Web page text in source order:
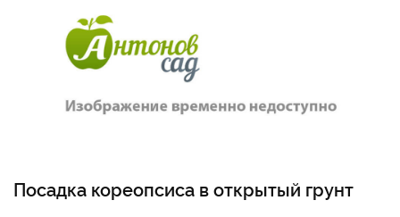
Посадка кореопсиса в открытый грунт